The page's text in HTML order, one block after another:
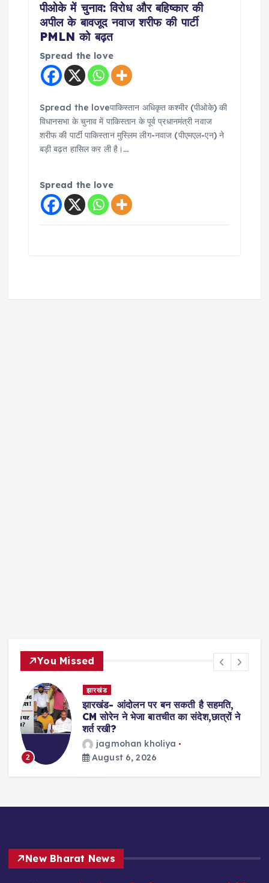
पीओके में चुनाव: विरोध और बहिष्कार की
अपील के बावजूद नवाज शरीफ की पार्टी
PMLN को बढ़त
Spread the love
Spread the loveपाकिस्तान अधिकृत कश्मीर (पीओके) की
विधानसभा के चुनाव में पाकिस्तान के पूर्व प्रधानमंत्री नवाज
शरीफ की पार्टी पाकिस्तान मुस्लिम लीग-नवाज (पीएमएल-एन) ने
बड़ी बढ़त हासिल कर ली है।…
Spread the love
You Missed
देश- विदेश
Shooting- अमेरिका के नॉर्थ कैरोलिना में
अंधाधुंध गोलीबारी, कई लोगों की मौत, एक घायल
का इलाज जारी
विजय जोशी August 6, 2026